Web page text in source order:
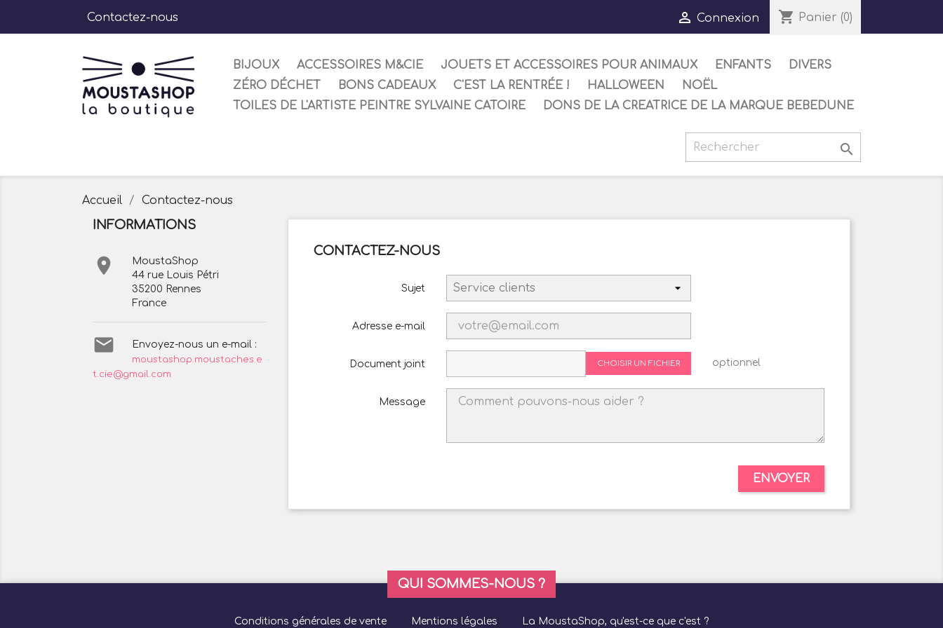
Contactez-nous  Connexion shopping_cart Panier (0)
BIJOUX ACCESSOIRES M&CIE JOUETS ET ACCESSOIRES POUR ANIMAUX ENFANTS
DIVERS
ZÉRO DÉCHET
BONS CADEAUX C'EST LA RENTRÉE ! HALLOWEEN
NOËL
TOILES DE L'ARTISTE PEINTRE SYLVAINE CATOIRE
DONS DE LA CREATRICE DE LA MARQUE BEBEDUNE

Accueil Contactez-nous
INFORMATIONS

MoustaShop
44 rue Louis Pétri
35200 Rennes
France
 Envoyez-nous un e-mail :
moustashop.moustaches.e
t.cie@gmail.com
CONTACTEZ-NOUS
Sujet
Adresse e-mail
Document joint CHOISIR UN FICHIER optionnel
Message
QUI SOMMES-NOUS ?
Conditions générales de vente Mentions légales La MoustaShop, qu'est-ce que c'est ?